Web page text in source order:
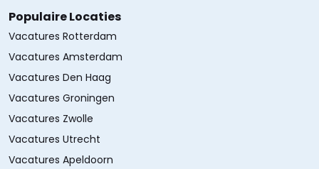
Populaire Locaties
Vacatures Rotterdam
Vacatures Amsterdam
Vacatures Den Haag
Vacatures Groningen
Vacatures Zwolle
Vacatures Utrecht
Vacatures Apeldoorn